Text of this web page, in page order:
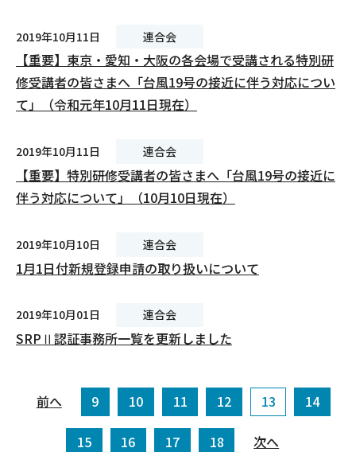
2019年10月11日 連合会
【重要】東京・愛知・大阪の各会場で受講される特別研
修受講者の皆さまへ「台風19号の接近に伴う対応につい
て」（令和元年10月11日現在）
2019年10月11日 連合会
【重要】特別研修受講者の皆さまへ「台風19号の接近に
伴う対応について」（10月10日現在）
2019年10月10日 連合会
1月1日付新規登録申請の取り扱いについて
2019年10月01日 連合会
SRPⅡ認証事務所一覧を更新しました
前へ 9 10 11 12 13 14
15 16 17 18 次へ